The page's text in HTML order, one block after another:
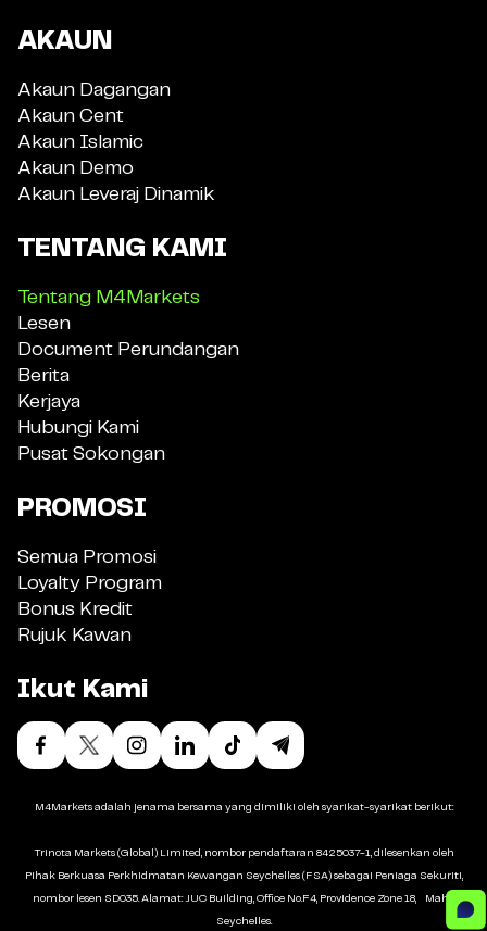
AKAUN
Akaun Dagangan
Akaun Cent
Akaun Islamic
Akaun Demo
Akaun Leveraj Dinamik
TENTANG KAMI
Tentang M4Markets
Lesen
Document Perundangan
Berita
Kerjaya
Hubungi Kami
Pusat Sokongan
PROMOSI
Semua Promosi
Loyalty Program
Bonus Kredit
Rujuk Kawan
Ikut Kami
M4Markets adalah jenama bersama yang dimiliki oleh syarikat-syarikat berikut:
Trinota Markets (Global) Limited, nombor pendaftaran 8425037-1, dilesenkan oleh
Pihak Berkuasa Perkhidmatan Kewangan Seychelles (FSA) sebagai Peniaga Sekuriti,
nombor lesen SD035. Alamat: JUC Building, Office No.F4, Providence Zone 18, Mahé,
Seychelles.